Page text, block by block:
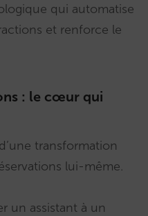
qui automatise
et renforce le
: le cœur qui
transformation
lui-même.
un assistant à un